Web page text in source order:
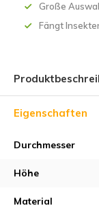
Große
Fängt
Eigenschaften
Durchmesser
Höhe
Material